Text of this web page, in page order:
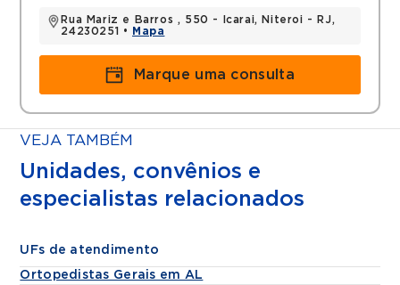
Rua Mariz e Barros , 550 - Icarai, Niteroi - RJ,
24230251 •
Mapa
Marque uma consulta
VEJA TAMBÉM
Unidades, convênios e
especialistas relacionados
UFs de atendimento
Ortopedistas Gerais em AL